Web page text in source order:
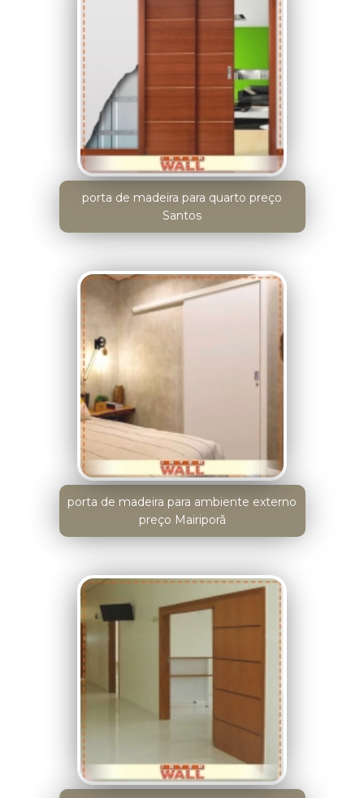
porta de madeira para quarto preço
Santos
porta de madeira para ambiente externo
preço Mairiporã